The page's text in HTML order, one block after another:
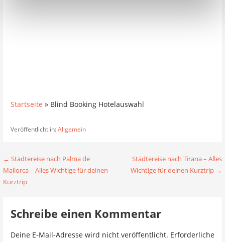
Startseite » Blind Booking Hotelauswahl
Veröffentlicht in:Allgemein
Beitragsnavigation
← Städtereise nach Palma de
Mallorca – Alles Wichtige für deinen
Kurztrip
Städtereise nach Tirana – Alles
Wichtige für deinen Kurztrip →
Schreibe einen Kommentar
Deine E-Mail-Adresse wird nicht veröffentlicht. Erforderliche